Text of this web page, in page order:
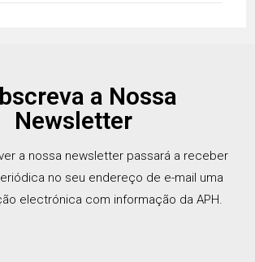
a Nossa
Newsletter
a nossa newsletter passará a receber
no seu endereço de e-mail uma
electrónica com informação da APH.